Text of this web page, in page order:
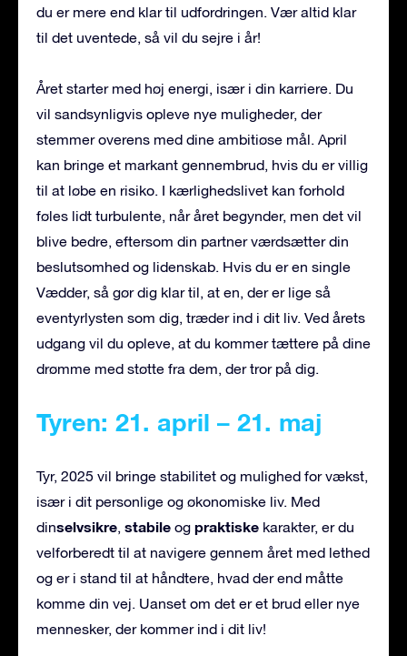
du er mere end klar til udfordringen. Vær altid klar
til det uventede, så vil du sejre i år!
Året starter med høj energi, især i din karriere. Du
vil sandsynligvis opleve nye muligheder, der
stemmer overens med dine ambitiøse mål. April
kan bringe et markant gennembrud, hvis du er villig
til at løbe en risiko. I kærlighedslivet kan forhold
føles lidt turbulente, når året begynder, men det vil
blive bedre, eftersom din partner værdsætter din
beslutsomhed og lidenskab. Hvis du er en single
Vædder, så gør dig klar til, at en, der er lige så
eventyrlysten som dig, træder ind i dit liv. Ved årets
udgang vil du opleve, at du kommer tættere på dine
drømme med støtte fra dem, der tror på dig.
Tyren: 21. april – 21. maj
Tyr, 2025 vil bringe stabilitet og mulighed for vækst,
især i dit personlige og økonomiske liv. Med
dinselvsikre, stabile og praktiske karakter, er du
velforberedt til at navigere gennem året med lethed
og er i stand til at håndtere, hvad der end måtte
komme din vej. Uanset om det er et brud eller nye
mennesker, der kommer ind i dit liv!